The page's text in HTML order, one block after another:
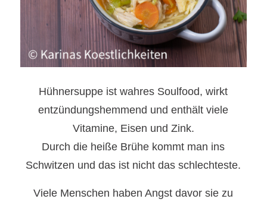
Hühnersuppe ist wahres Soulfood, wirkt
entzündungshemmend und enthält viele
Vitamine, Eisen und Zink.
Durch die heiße Brühe kommt man ins
Schwitzen und das ist nicht das schlechteste.
Viele Menschen haben Angst davor sie zu